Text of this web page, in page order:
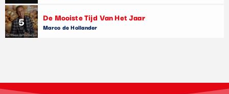
5 De Mooiste Tijd Van Het Jaar
Marco de Hollander